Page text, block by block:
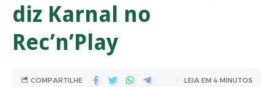
diz Karnal no
Rec’n’Play
COMPARTILHE LEIA EM 4 MINUTOS